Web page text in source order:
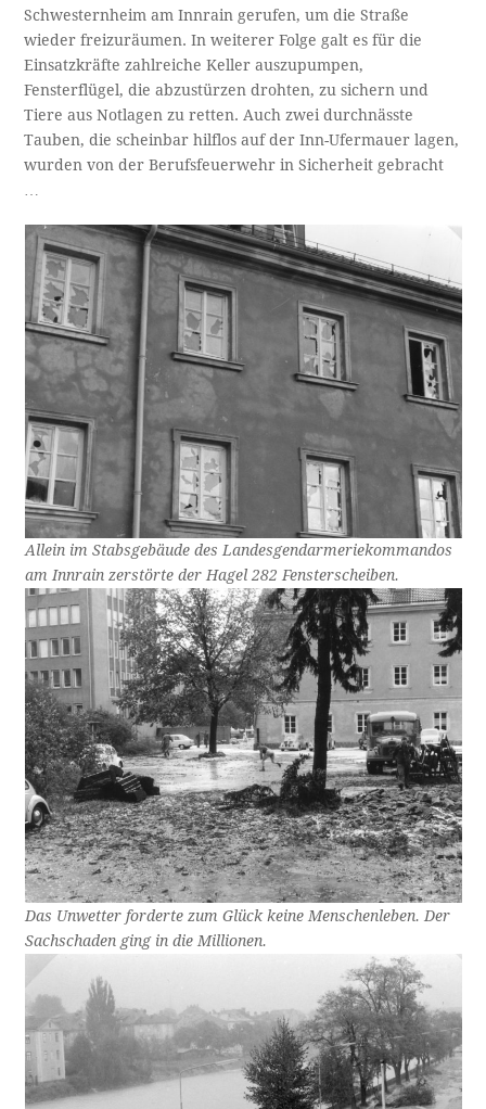
Schwesternheim am Innrain gerufen, um die Straße
wieder freizuräumen. In weiterer Folge galt es für die
Einsatzkräfte zahlreiche Keller auszupumpen,
Fensterflügel, die abzustürzen drohten, zu sichern und
Tiere aus Notlagen zu retten. Auch zwei durchnässte
Tauben, die scheinbar hilflos auf der Inn-Ufermauer lagen,
wurden von der Berufsfeuerwehr in Sicherheit gebracht
Allein im Stabsgebäude des Landesgendarmeriekommandos
am Innrain zerstörte der Hagel 282 Fensterscheiben.
Das Unwetter forderte zum Glück keine Menschenleben. Der
Sachschaden ging in die Millionen.